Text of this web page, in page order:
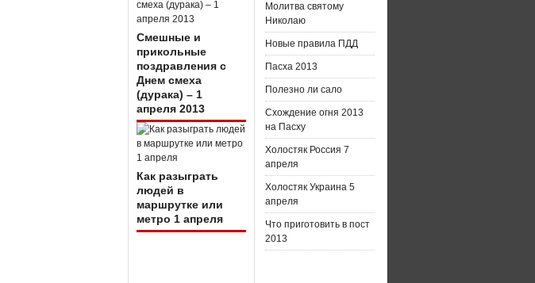
Смешные и
прикольные
поздравления с
Днем смеха
(дурака) – 1
апреля 2013
Как разыграть
людей в
маршрутке или
метро 1 апреля
Молитва святому
Николаю
Новые правила ПДД
Пасха 2013
Полезно ли сало
Схождение огня 2013
на Пасху
Холостяк Россия 7
апреля
Холостяк Украина 5
апреля
Что приготовить в пост
2013